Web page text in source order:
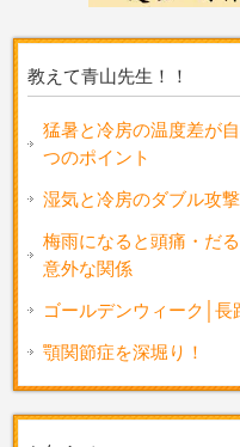
教えて青山先生！！
猛暑と冷房の温度差が
つのポイント
湿気と冷房のダブル攻
梅雨になると頭痛・だ
意外な関係
ゴールデンウィーク│
顎関節症を深堀り！